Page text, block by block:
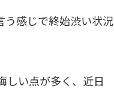
う感じで終始渋い状況
しい点が多く、近日